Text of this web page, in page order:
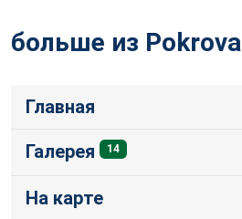
больше из Pokrova
Главная
Галерея 14
На карте